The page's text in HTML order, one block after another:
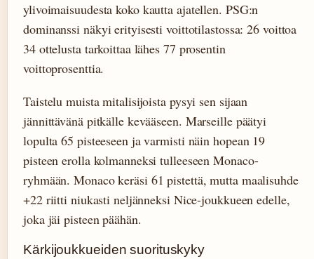
ylivoimaisuudesta koko kautta ajatellen. PSG:n
dominanssi näkyi erityisesti voittotilastossa: 26 voittoa
34 ottelusta tarkoittaa lähes 77 prosentin
voittoprosenttia.
Taistelu muista mitalisijoista pysyi sen sijaan
jännittävänä pitkälle kevääseen. Marseille päätyi
lopulta 65 pisteeseen ja varmisti näin hopean 19
pisteen erolla kolmanneksi tulleeseen Monaco-
ryhmään. Monaco keräsi 61 pistettä, mutta maalisuhde
+22 riitti niukasti neljänneksi Nice-joukkueen edelle,
joka jäi pisteen päähän.
Kärkijoukkueiden suorituskyky